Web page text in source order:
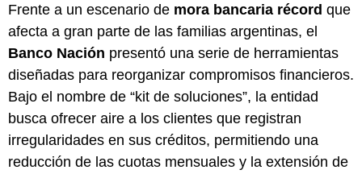
Frente a un escenario de mora bancaria récord que
afecta a gran parte de las familias argentinas, el
Banco Nación presentó una serie de herramientas
diseñadas para reorganizar compromisos financieros.
Bajo el nombre de “kit de soluciones”, la entidad
busca ofrecer aire a los clientes que registran
irregularidades en sus créditos, permitiendo una
reducción de las cuotas mensuales y la extensión de